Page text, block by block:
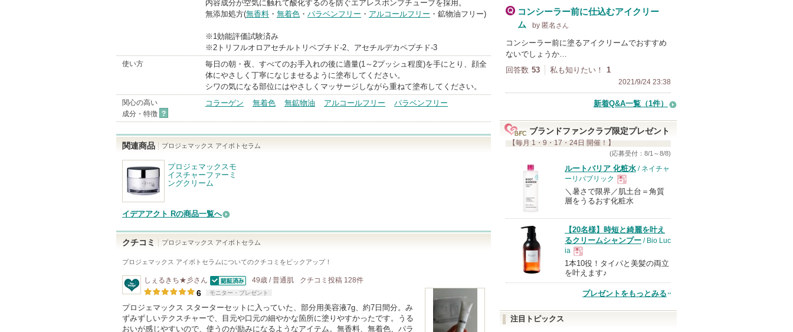
内容成分が空気に触れて酸化するのを防ぐエアレスポンプチューブを採用。
無添加処方(無香料 ・ 無着色 ・ パラベンフリー ・ アルコールフリー ・鉱物油フリー)
※1効能評価試験済み
※2トリフルオロアセチルトリペプチド-2、アセチルデカペプチド-3
使い方
毎日の朝・夜、すべてのお手入れの後に適量(1～2プッシュ程度)を手にとり、顔全
体にやさしく丁寧になじませるように塗布してください。
シワの気になる部位にはやさしくマッサージしながら重ねて塗布してください。
関心の高い
成分・特徴 ?
コラーゲン 無着色 無鉱物油 アルコールフリー パラベンフリー
関連商品 プロジェマックス アイボトセラム
プロジェマックスモ
イスチャーファーミ
ングクリーム
イデアアクト Rの商品一覧へ
クチコミ プロジェマックス アイボトセラム
プロジェマックス アイボトセラムについてのクチコミをピックアップ！
しぇるきち★彡さん
認証済
49歳 / 普通肌 クチコミ投稿 128件
6 モニター・プレゼント
プロジェマックス スターターセットに入っていた、部分用美容液7g、約7日間分。み
ずみずしいテクスチャーで、目元や口元の細やかな箇所に塗りやすかったです。うる
おいが感じやすいので、使うのが励みになるようなアイテム。無香料、無着色、パラ
コンシーラー前に仕込むアイクリー
ム
by 匿名 さん
コンシーラー前に塗るアイクリームでおすすめ
ないでしょうか…
回答数 53 私も知りたい！ 1
2021/9/24 23:38
新着Q&A一覧（1件）
ブランドファンクラブ限定プレゼント
【毎月 1・9・17・24日 開催！】
(応募受付：8/1～8/8)
ルートバリア 化粧水 / ネイチャ
ーリパブリック
現
品
＼暑さで限界／肌土台＝角質
層をうるおす化粧水
【20名様】時短と綺麗を叶え
るクリームシャンプー / Bio Luc
ia
現
1本10役！タイパと美髪の両立
を叶えます♪
プレゼントをもっとみる
注目トピックス